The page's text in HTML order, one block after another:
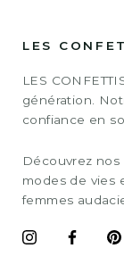
LES
LES
génération.
confiance en
Découvrez
modes de vies
femmes